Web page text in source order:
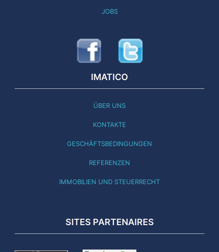
JOBS
IMATICO
ÜBER UNS
KONTAKTE
GESCHÄFTSBEDINGUNGEN
REFERENZEN
IMMOBILIEN UND STEUERRECHT
SITES PARTENAIRES